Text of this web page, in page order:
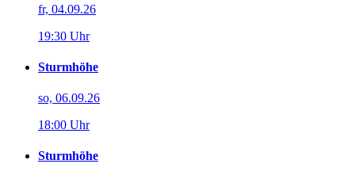
fr, 04.09.26
19:30 Uhr
Sturmhöhe
so, 06.09.26
18:00 Uhr
Sturmhöhe